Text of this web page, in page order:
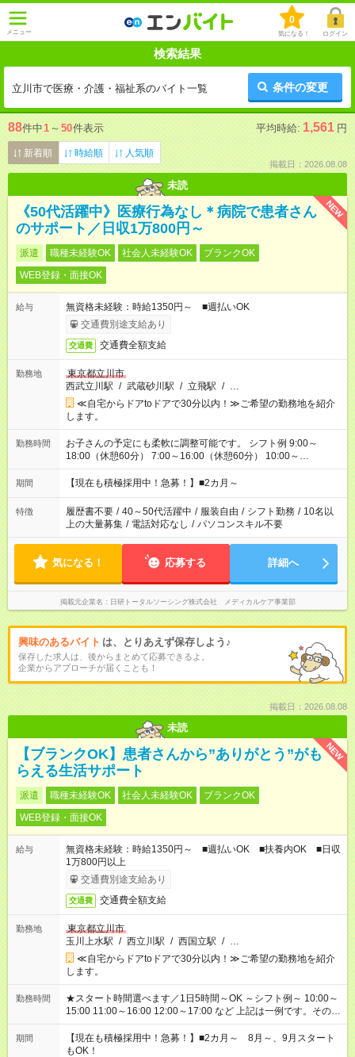
メニュー
0
気になる！ ログイン
検索結果
立川市で医療・介護・福祉系のバイト一覧 条件の変更
88件中1 ～ 50件表示 平均時給: 1,561 円
新着順 時給順 人気順
掲載日：2026.08.08
未読
NEW
《50代活躍中》医療行為なし＊病院で患者さん
のサポート／日収1万800円～
派遣 職種未経験OK 社会人未経験OK
ブランクOK
WEB登録・面接OK
給与
無資格未経験：時給1350円～ ■週払いOK
交通費別途支給あり
交通費 交通費全額支給
勤務地
東京都立川市
西武立川駅 / 武蔵砂川駅 / 立飛駅 / …
≪自宅からドアtoドアで30分以内！≫ご希望の勤務地を紹介
します。
勤務時間
お子さんの予定にも柔軟に調整可能です。 シフト例 9:00～
18:00（休憩60分） 7:00～16:00（休憩60分） 10:00～
19:00（休憩60分） ※Wワーク希望の方へ 今ご覧のお仕事で希
望する勤務時間と、もう1つのお仕事の勤務時間の合計が 週40
期間 【現在も積極採用中！急募！】■2カ月～
特徴 履歴書不要 / 40～50代活躍中 / 服装自由 / シフト勤務 / 10名以
上の大量募集 / 電話対応なし / パソコンスキル不要
気になる！ 応募する 詳細へ
掲載元企業名 日研トータルソーシング株式会社 メディカルケア事業部
興味のあるバイト は、とりあえず保存しよう♪
保存した求人は、後からまとめて応募できるよ。
企業からアプローチが届くことも！
掲載日：2026.08.08
未読
NEW
【ブランクOK】患者さんから”ありがとう”がも
らえる生活サポート
派遣 職種未経験OK 社会人未経験OK
ブランクOK
WEB登録・面接OK
給与
無資格未経験：時給1350円～ ■週払いOK ■扶養内OK ■日収
1万800円以上
交通費別途支給あり
交通費 交通費全額支給
勤務地
東京都立川市
玉川上水駅 / 西立川駅 / 西国立駅 / …
≪自宅からドアtoドアで30分以内！≫ご希望の勤務地を紹介
します。
勤務時間
★スタート時間選べます／1日5時間～OK ～シフト例～ 10:00～
15:00 11:00～16:00 12:00～17:00 など 上記は一例です。その他
シフトもご相談ください。 ※Wワークの場合当社と合わせて法
定労働時間が週40時間を超えなければOKです。
期間
【現在も積極採用中！急募！】■2カ月～ 8月～、9月スタート
もOK！